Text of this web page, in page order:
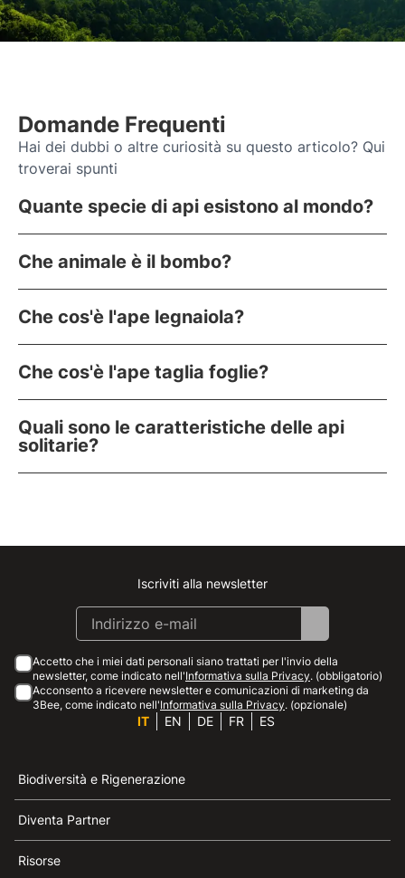
Domande Frequenti
Hai dei dubbi o altre curiosità su questo articolo? Qui
troverai spunti
Quante specie di api esistono al mondo?
Che animale è il bombo?
Che cos'è l'ape legnaiola?
Che cos'è l'ape taglia foglie?
Quali sono le caratteristiche delle api
solitarie?
Instagram
Facebook
Linkedin
Youtube
Iscriviti alla newsletter
Accetto che i miei dati personali siano trattati per l'invio della
newsletter, come indicato nell'Informativa sulla Privacy. (obbligatorio)
Acconsento a ricevere newsletter e comunicazioni di marketing da
3Bee, come indicato nell'Informativa sulla Privacy. (opzionale)
IT EN DE FR ES
Biodiversità e Rigenerazione
Diventa Partner
Risorse